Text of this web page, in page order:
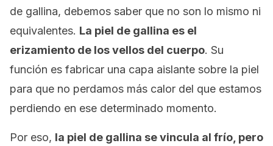
de gallina, debemos saber que no son lo mismo ni
equivalentes. La piel de gallina es el
erizamiento de los vellos del cuerpo. Su
función es fabricar una capa aislante sobre la piel
para que no perdamos más calor del que estamos
perdiendo en ese determinado momento.
Por eso, la piel de gallina se vincula al frío, pero